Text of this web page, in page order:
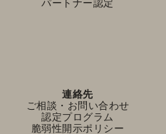
パートナー認定
連絡先
ご相談・お問い合わせ
認定プログラム
脆弱性開示ポリシー